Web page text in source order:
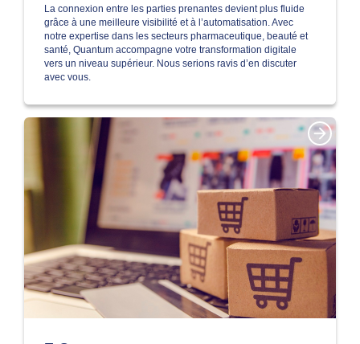
La connexion entre les parties prenantes devient plus fluide
grâce à une meilleure visibilité et à l’automatisation. Avec
notre expertise dans les secteurs pharmaceutique, beauté et
santé, Quantum accompagne votre transformation digitale
vers un niveau supérieur. Nous serions ravis d’en discuter
avec vous.